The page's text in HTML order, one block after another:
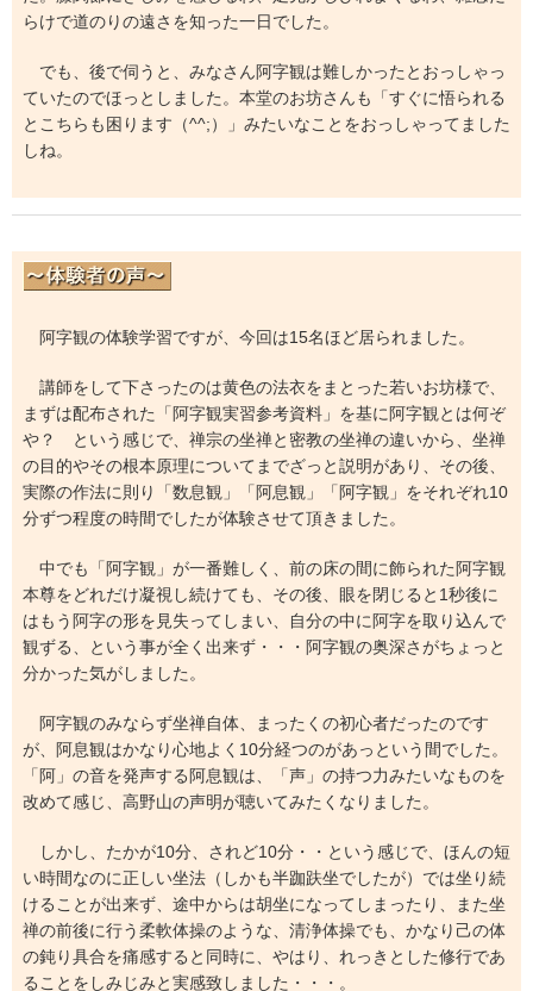
らけで道のりの遠さを知った一日でした。
でも、後で伺うと、みなさん阿字観は難しかったとおっしゃっ
ていたのでほっとしました。本堂のお坊さんも「すぐに悟られる
とこちらも困ります（^^;）」みたいなことをおっしゃってました
しね。
阿字観の体験学習ですが、今回は15名ほど居られました。
講師をして下さったのは黄色の法衣をまとった若いお坊様で、
まずは配布された「阿字観実習参考資料」を基に阿字観とは何ぞ
や？ という感じで、禅宗の坐禅と密教の坐禅の違いから、坐禅
の目的やその根本原理についてまでざっと説明があり、その後、
実際の作法に則り「数息観」「阿息観」「阿字観」をそれぞれ10
分ずつ程度の時間でしたが体験させて頂きました。
中でも「阿字観」が一番難しく、前の床の間に飾られた阿字観
本尊をどれだけ凝視し続けても、その後、眼を閉じると1秒後に
はもう阿字の形を見失ってしまい、自分の中に阿字を取り込んで
観ずる、という事が全く出来ず・・・阿字観の奥深さがちょっと
分かった気がしました。
阿字観のみならず坐禅自体、まったくの初心者だったのです
が、阿息観はかなり心地よく10分経つのがあっという間でした。
「阿」の音を発声する阿息観は、「声」の持つ力みたいなものを
改めて感じ、高野山の声明が聴いてみたくなりました。
しかし、たかが10分、されど10分・・という感じで、ほんの短
い時間なのに正しい坐法（しかも半跏趺坐でしたが）では坐り続
けることが出来ず、途中からは胡坐になってしまったり、また坐
禅の前後に行う柔軟体操のような、清浄体操でも、かなり己の体
の鈍り具合を痛感すると同時に、やはり、れっきとした修行であ
ることをしみじみと実感致しました・・・。